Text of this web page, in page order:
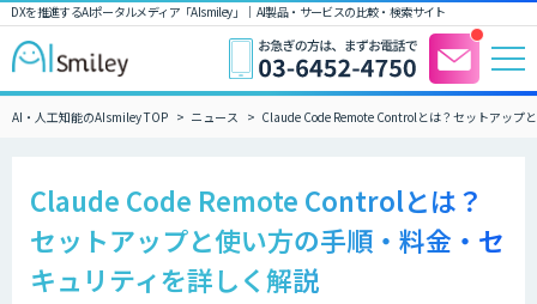
DXを推進するAIポータルメディア「AIsmiley」｜ AI製品・サービスの比較・検索サイト
AI・人工知能のAIsmiley TOP ニュース Claude Code Remote Controlとは？セットアップ
Claude Code Remote Controlとは？
セットアップと使い方の手順・料金・セ
キュリティを詳しく解説